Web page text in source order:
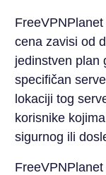
cena zavisi od
jedinstven plan
specifičan
lokaciji tog
korisnike
sigurnog ili